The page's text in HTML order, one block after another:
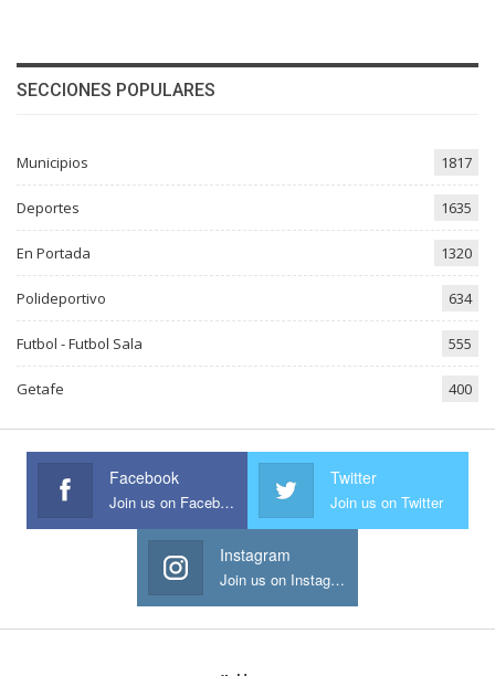
SECCIONES POPULARES
Municipios 1817
Deportes 1635
En Portada 1320
Polideportivo 634
Futbol - Futbol Sala 555
Getafe 400
Facebook
Join us on Facebook
Twitter
Join us on Twitter
Instagram
Join us on Instagram